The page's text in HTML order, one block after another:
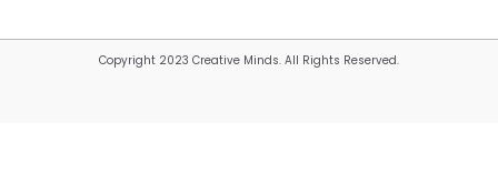
Copyright 2023 Creative Minds. All Rights Reserved.